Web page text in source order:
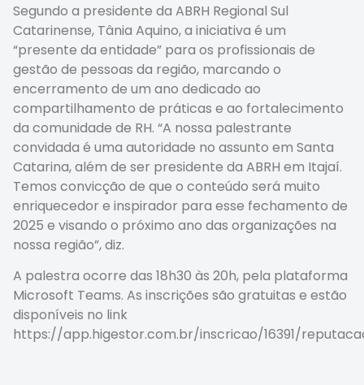
Segundo a presidente da ABRH Regional Sul
Catarinense, Tânia Aquino, a iniciativa é um
“presente da entidade” para os profissionais de
gestão de pessoas da região, marcando o
encerramento de um ano dedicado ao
compartilhamento de práticas e ao fortalecimento
da comunidade de RH. “A nossa palestrante
convidada é uma autoridade no assunto em Santa
Catarina, além de ser presidente da ABRH em Itajaí.
Temos convicção de que o conteúdo será muito
enriquecedor e inspirador para esse fechamento de
2025 e visando o próximo ano das organizações na
nossa região”, diz.
A palestra ocorre das 18h30 às 20h, pela plataforma
Microsoft Teams. As inscrições são gratuitas e estão
disponíveis no link
https://app.higestor.com.br/inscricao/16391/